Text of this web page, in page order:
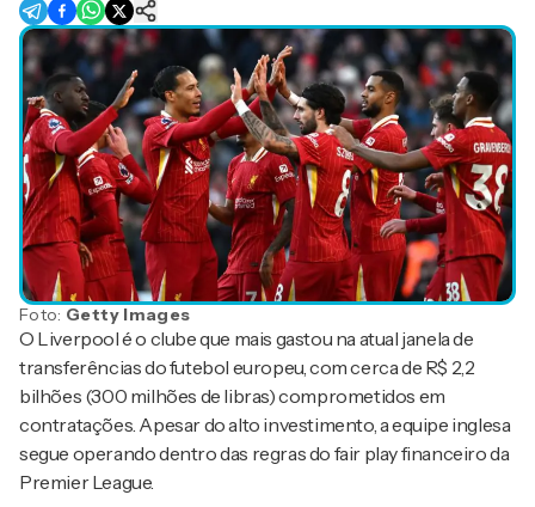
Foto: Getty Images
O Liverpool é o clube que mais gastou na atual janela de
transferências do futebol europeu, com cerca de R$ 2,2
bilhões (300 milhões de libras) comprometidos em
contratações. Apesar do alto investimento, a equipe inglesa
segue operando dentro das regras do fair play financeiro da
Premier League.